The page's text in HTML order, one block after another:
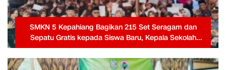
SMKN 5 Kepahiang Bagikan 215 Set Seragam dan
Sepatu Gratis kepada Siswa Baru, Kepala Sekolah
Terima Penghargaan dari Pemprov Bengkulu